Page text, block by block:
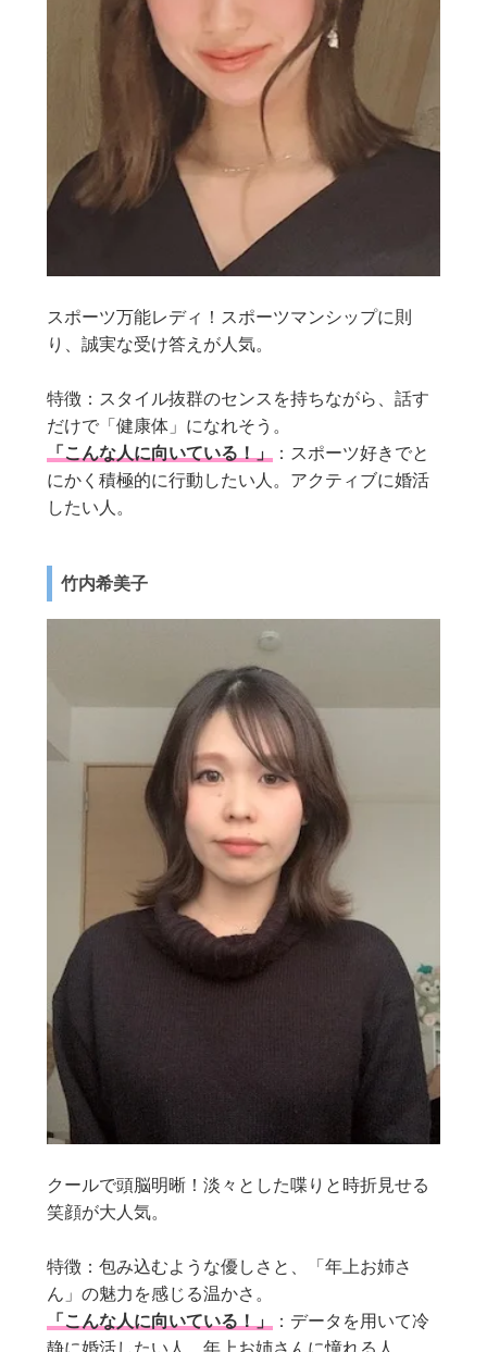
スポーツ万能レディ！スポーツマンシップに則
り、誠実な受け答えが人気。
特徴：スタイル抜群のセンスを持ちながら、話す
だけで「健康体」になれそう。
「こんな人に向いている！」
：スポーツ好きでと
にかく積極的に行動したい人。アクティブに婚活
したい人。
竹内希美子
クールで頭脳明晰！淡々とした喋りと時折見せる
笑顔が大人気。
特徴：包み込むような優しさと、「年上お姉さ
ん」の魅力を感じる温かさ。
「こんな人に向いている！」
：データを用いて冷
静に婚活したい人。年上お姉さんに憧れる人。